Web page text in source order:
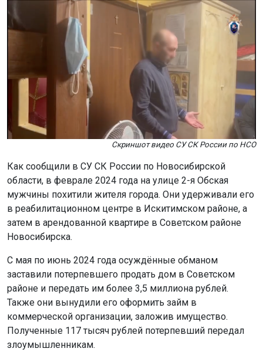
Скриншот видео СУ СК России по НСО
Как сообщили в СУ СК России по Новосибирской
области, в феврале 2024 года на улице 2-я Обская
мужчины похитили жителя города. Они удерживали его
в реабилитационном центре в Искитимском районе, а
затем в арендованной квартире в Советском районе
Новосибирска.
С мая по июнь 2024 года осуждённые обманом
заставили потерпевшего продать дом в Советском
районе и передать им более 3,5 миллиона рублей.
Также они вынудили его оформить займ в
коммерческой организации, заложив имущество.
Полученные 117 тысяч рублей потерпевший передал
злоумышленникам.